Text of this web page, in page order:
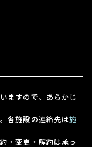
ますので、あらかじ
各施設の連絡先は施
・変更・解約は承っ